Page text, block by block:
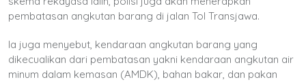
pembatasan angkutan barang di jalan Tol Transjawa.
Ia juga menyebut, kendaraan angkutan barang yang
dikecualikan dari pembatasan yakni kendaraan angkutan air
minum dalam kemasan (AMDK), bahan bakar, dan pakan